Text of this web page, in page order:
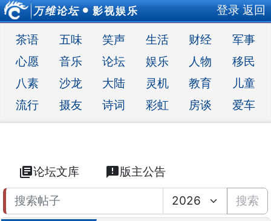
万维论坛 ● 影视娱乐 登录 返回
茶语 五味 笑声 生活 财经
军事
心愿
音乐 论坛 娱乐 人物
移民
八素
沙龙 大陆 灵机 教育
儿童
流行
摄友 诗词 彩虹 房谈 爱车
library_books论坛文库 announcement版主公告
搜索